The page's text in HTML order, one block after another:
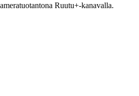
Ruutu+-kanavalla.